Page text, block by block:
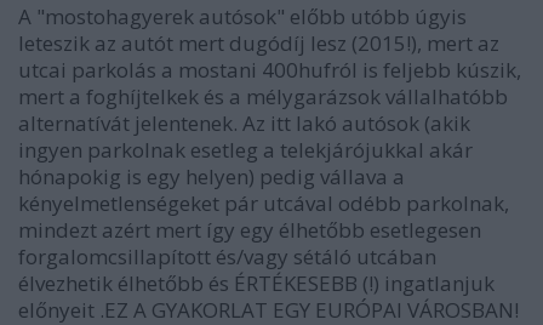
A "mostohagyerek autósok" előbb utóbb úgyis
leteszik az autót mert dugódíj lesz (2015!), mert az
utcai parkolás a mostani 400hufról is feljebb kúszik,
mert a foghíjtelkek és a mélygarázsok vállalhatóbb
alternatívát jelentenek. Az itt lakó autósok (akik
ingyen parkolnak esetleg a telekjárójukkal akár
hónapokig is egy helyen) pedig vállava a
kényelmetlenségeket pár utcával odébb parkolnak,
mindezt azért mert így egy élhetőbb esetlegesen
forgalomcsillapított és/vagy sétáló utcában
élvezhetik élhetőbb és ÉRTÉKESEBB (!) ingatlanjuk
előnyeit .EZ A GYAKORLAT EGY EURÓPAI VÁROSBAN!